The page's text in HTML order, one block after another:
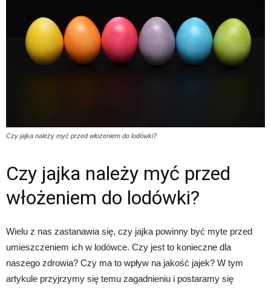
Czy jajka należy myć przed włożeniem do lodówki?
Czy jajka należy myć przed
włożeniem do lodówki?
Wielu z nas zastanawia się, czy jajka powinny być myte przed
umieszczeniem ich w lodówce. Czy jest to konieczne dla
naszego zdrowia? Czy ma to wpływ na jakość jajek? W tym
artykule przyjrzymy się temu zagadnieniu i postaramy się